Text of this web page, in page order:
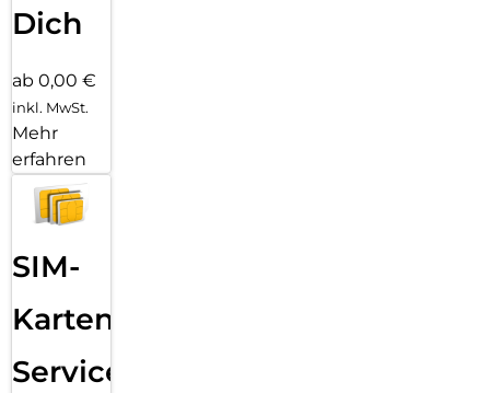
Dich
ab 0,00 €
inkl. MwSt.
Mehr
erfahren
SIM-
Karten
Service: